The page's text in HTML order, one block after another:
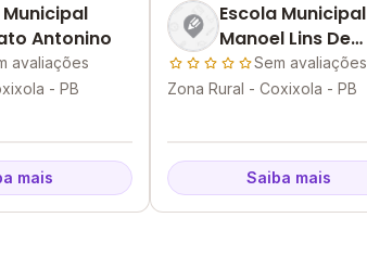
Municipal
Antonino
avaliações
- PB
mais
Escola Municipal
Manoel Lins De
Albuquerque
Sem avaliações
Zona Rural - Coxixola - PB
Saiba mais